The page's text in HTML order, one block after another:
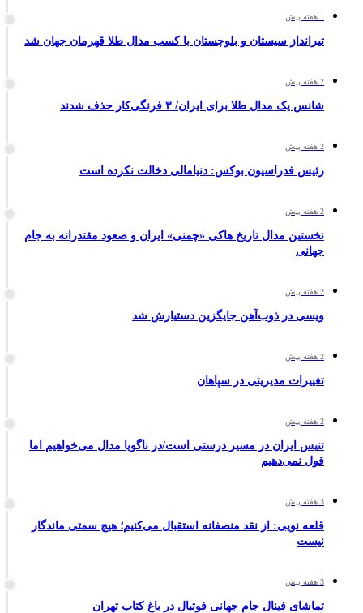
1 هفته پیش
تیرانداز سیستان و بلوچستان با کسب مدال طلا قهرمان جهان شد
2 هفته پیش
شانس یک مدال طلا برای ایران/ ۳ فرنگی‌کار حذف شدند
2 هفته پیش
رئیس فدراسیون بوکس: دنیامالی دخالت نکرده است
2 هفته پیش
نخستین مدال تاریخ هاکی «چمنی» ایران و صعود مقتدرانه به جام
جهانی
2 هفته پیش
ویسی در ذوب‌آهن جایگزین دستیارش شد
2 هفته پیش
تغییرات مدیریتی در سپاهان
2 هفته پیش
تنیس ایران در مسیر درستی است/در ناگویا مدال می‌خواهیم اما
قول نمی‌دهیم
3 هفته پیش
قلعه نویی: از نقد منصفانه استقبال می‌کنیم؛ هیچ سمتی ماندگار
نیست
3 هفته پیش
تماشای فینال جام جهانی فوتبال در باغ کتاب تهران